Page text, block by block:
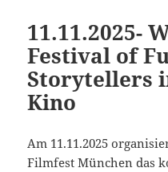
11.11.2025-
Festival of
Storytellers
Kino
Am 11.11.2025
Filmfest München das